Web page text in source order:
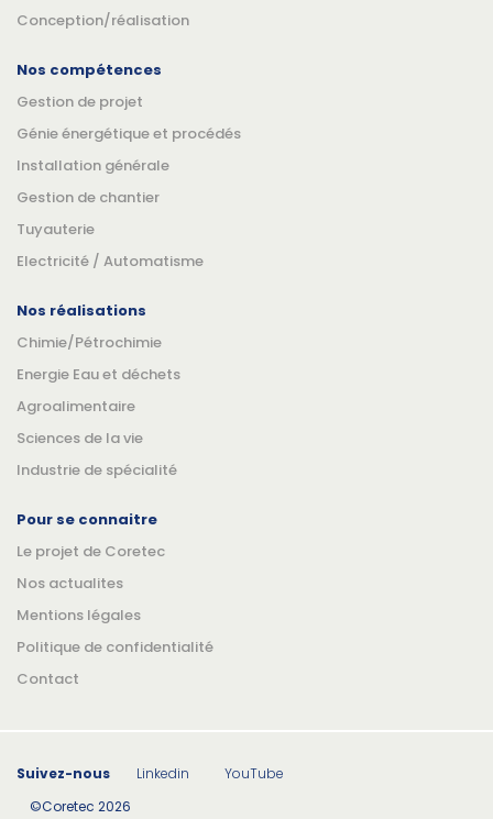
Conception/réalisation
Nos compétences
Gestion de projet
Génie énergétique et procédés
Installation générale
Gestion de chantier
Tuyauterie
Electricité / Automatisme
Nos réalisations
Chimie/Pétrochimie
Energie Eau et déchets
Agroalimentaire
Sciences de la vie
Industrie de spécialité
Pour se connaitre
Le projet de Coretec
Nos actualites
Mentions légales
Politique de confidentialité
Contact
Suivez-nous Linkedin
YouTube
©Coretec 2026